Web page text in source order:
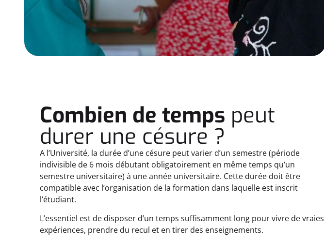
Combien de temps peut
durer une césure ?
A l’Université, la durée d’une césure peut varier d’un semestre (période
indivisible de 6 mois débutant obligatoirement en même temps qu’un
semestre universitaire) à une année universitaire. Cette durée doit être
compatible avec l’organisation de la formation dans laquelle est inscrit
l’étudiant.
L’essentiel est de disposer d’un temps suffisamment long pour vivre de vraies
expériences, prendre du recul et en tirer des enseignements.